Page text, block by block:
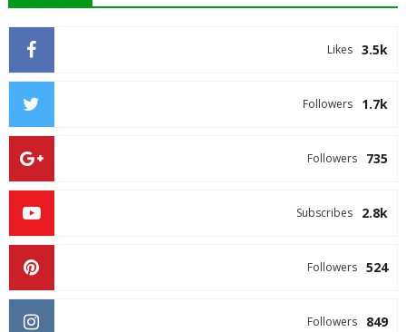
3.5k
Likes
1.7k
Followers
735
Followers
2.8k
Subscribes
524
Followers
849
Followers